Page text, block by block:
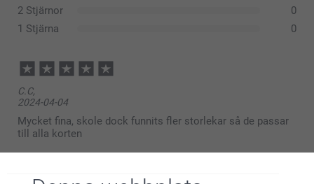
2 Stjärnor
0
1 Stjärna
0
C.C,
2024-04-04
Mycket fina, skole dock funnits fler storlekar så de passar
till alla korten